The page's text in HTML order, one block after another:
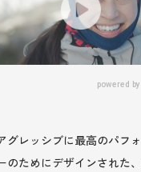
powered by
グレッシブに最高のパフ
のためにデザインされた